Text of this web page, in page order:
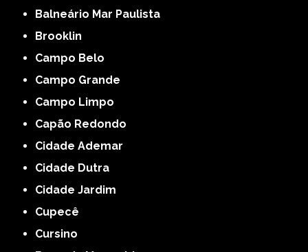
Balneário Mar Paulista
Brooklin
Campo Belo
Campo Grande
Campo Limpo
Capão Redondo
Cidade Ademar
Cidade Dutra
Cidade Jardim
Cupecê
Cursino